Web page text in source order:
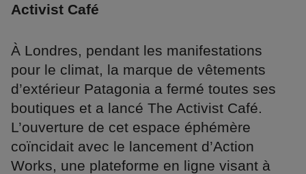
Activist Café
À Londres, pendant les manifestations
pour le climat, la marque de vêtements
d’extérieur Patagonia a fermé toutes ses
boutiques et a lancé The Activist Café.
L’ouverture de cet espace éphémère
coïncidait avec le lancement d’Action
Works, une plateforme en ligne visant à